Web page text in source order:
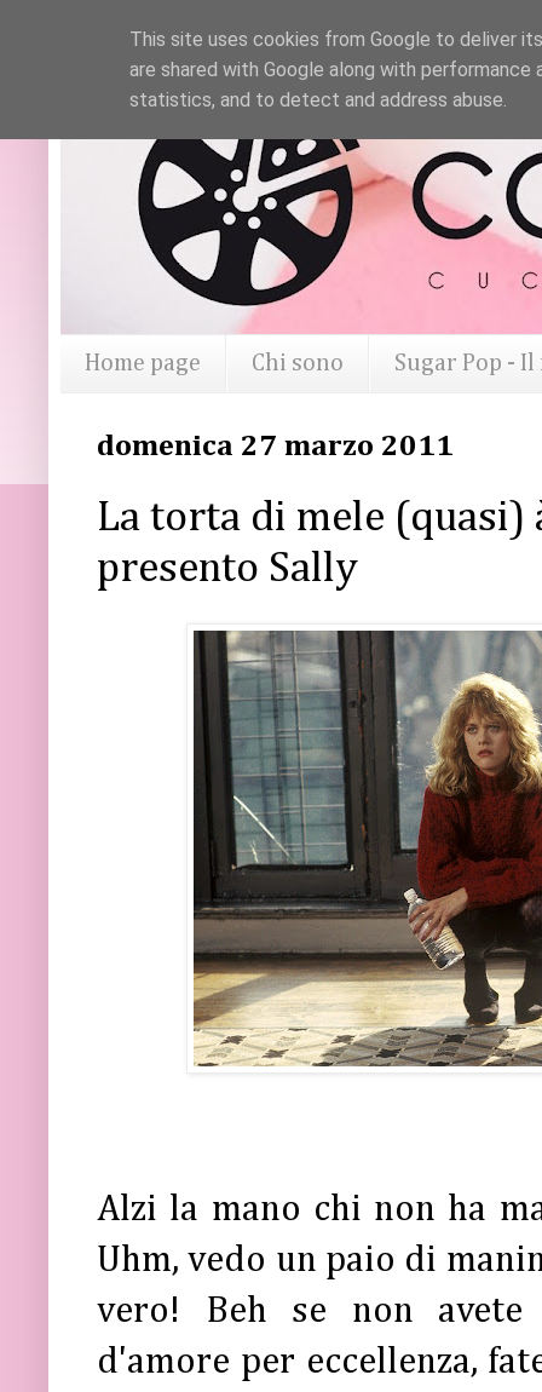
Home page Chi sono Sugar Pop -
domenica 27 marzo 2011
La torta di mele
presento Sally
Alzi la mano chi non ha
Uhm, vedo un paio di
vero! Beh se non avete
d'amore per eccellenza,
This site uses cookies from Google to deliver
are shared with Google along with
statistics, and to detect and address abuse.